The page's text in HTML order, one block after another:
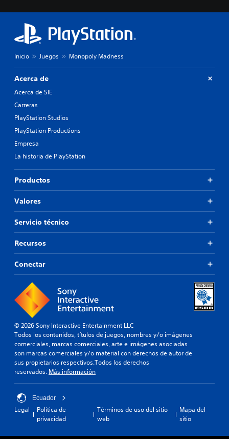
Inicio Juegos Monopoly Madness
Acerca de
Acerca de SIE
Carreras
PlayStation Studios
PlayStation Productions
Empresa
La historia de PlayStation
Productos
Valores
Servicio técnico
Recursos
Conectar
© 2026 Sony Interactive Entertainment LLC
Todos los contenidos, títulos de juegos, nombres y/o imágenes
comerciales, marcas comerciales, arte e imágenes asociadas
son marcas comerciales y/o material con derechos de autor de
sus propietarios respectivos.Todos los derechos
reservados. Más información
Ecuador
Legal
Política de
privacidad
Términos de uso del sitio
web
Mapa del
sitio